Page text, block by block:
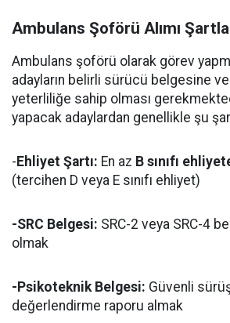
Ambulans Şoförü Alımı
Ambulans şoförü olarak görev
adayların belirli sürücü belgesine
yeterliliğe sahip olması
yapacak adaylardan genellikle şu
- Ehliyet Şartı: En az B sınıfı
(tercihen D veya E sınıfı ehliyet)
-SRC Belgesi: SRC-2 veya SRC-4
olmak
-Psikoteknik Belgesi: Güvenli
değerlendirme raporu almak